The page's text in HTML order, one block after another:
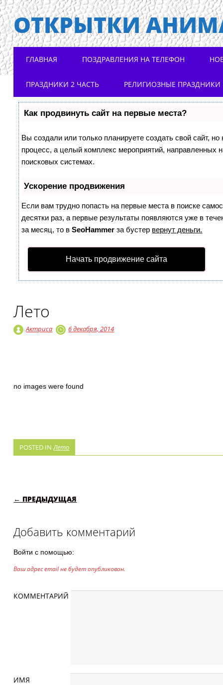
ОТКРЫТКИ
Main menu
ГЛАВНАЯ ПОЗДРАВЛЕНИЯ НА ТЕЛЕФОН
ПРАЗДНИКИ 2 ЧАСТЬ РЕЛИГИОЗНЫЕ ПРАЗДНИКИ
Как продвинуть сайт на первые места?
Вы создали или только планируете создать свой сайт,
процесс, а целый комплекс мероприятий, направленных
поисковых системах.
Ускорение продвижения
Если вам трудно попасть на первые места в поиске
десятки раз, а первые результаты появляются уже в
за месяц, то вSeoHammer за бустер вернут деньги.
Начать продвижение сайта
Лето
Актриса 6 декабря, 2014
no images were found
POSTED INЛето
POST NAVIGATION
← ПРЕДЫДУЩАЯ
Добавить комментарий
Войти с помощью:
Ваш адрес email не будет опубликован.
КОММЕНТАРИЙ
ИМЯ